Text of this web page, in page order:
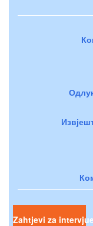
Zahtjevi za intervjue